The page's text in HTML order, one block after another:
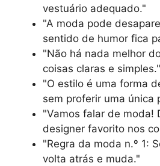
vestuário adequado."
"A moda pode
sentido de humor fica
"Não há nada melhor
coisas claras e simples."
"O estilo é uma forma
sem proferir uma única
"Vamos falar de moda!
designer favorito nos
"Regra da moda n.º 1:
volta atrás e muda."